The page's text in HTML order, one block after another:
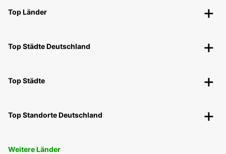
Top Länder
Top Städte Deutschland
Top Städte
Top Standorte Deutschland
Weitere Länder